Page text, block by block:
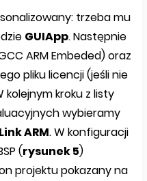
trzeba mu
GUIApp. Następnie
ARM Embeded) oraz
pliku licencji (jeśli nie
kroku z listy
wybieramy
ARM. W konfiguracji
(rysunek 5)
projektu pokazany na